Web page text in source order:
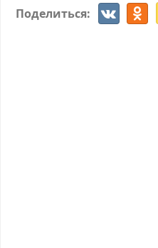
Поделиться: